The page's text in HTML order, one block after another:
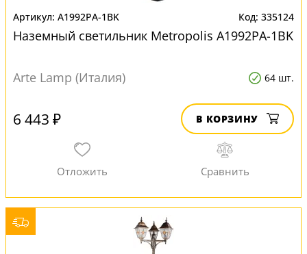
A1992PA-1BK 335124
Наземный светильник Metropolis A1992PA-1BK
Arte Lamp (Италия) 64 шт.
6 443 ₽ В КОРЗИНУ